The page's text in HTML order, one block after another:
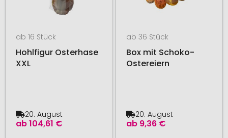
ab 16 Stück
Hohlfigur Osterhase
XXL
ab104,61 €
20. August
ab 36 Stück
Box mit Schoko-
Ostereiern
ab 9,36 €
20. August